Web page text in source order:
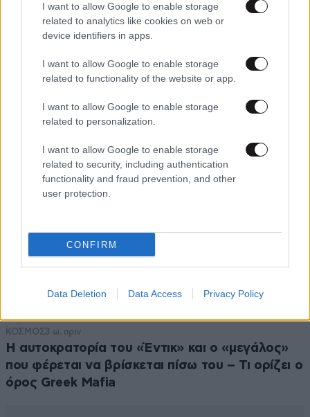
I want to allow Google to enable storage
related to analytics like cookies on web or
device identifiers in apps.
I want to allow Google to enable storage
related to functionality of the website or app.
I want to allow Google to enable storage
related to personalization.
I want to allow Google to enable storage
related to security, including authentication
functionality and fraud prevention, and other
user protection.
CONFIRM
Data Deletion Data Access Privacy Policy
TRENDING
ΚΟΣΜΟΣ3 ω. πριν
Η αυτοκρατορία του «Έντικ» και ο «μεγάλος»
που φέρεται να βρίσκεται πίσω του – Τι ορίζει ο
όρος Greek Mafia